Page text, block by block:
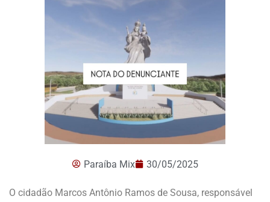
Paraíba Mix 30/05/2025
O cidadão Marcos Antônio Ramos de Sousa, responsável